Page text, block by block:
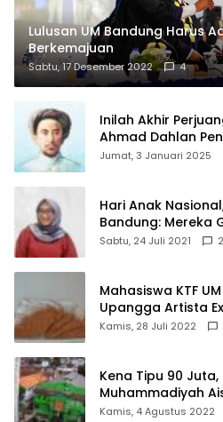
Lulusan UM Bandung Harus
Berkemajuan
Sabtu, 17 Desember 2022 4
Inilah Akhir
Ahmad Dahlan
Jumat, 3 Januari 2025
Hari Anak
Bandung: Mereka
Bangsa
Sabtu, 24 Juli 2021 2
Mahasiswa KTF
Upangga Artista
Karyanya
Kamis, 28 Juli 2022
Kena Tipu 90
Muhammadiyah
ke Solo
Kamis, 4 Agustus 2022